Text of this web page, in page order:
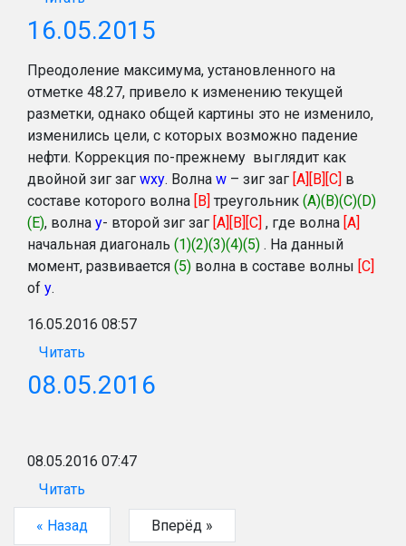
16.05.2015
Преодоление максимума, установленного на
отметке 48.27, привело к изменению текущей
разметки, однако общей картины это не изменило,
изменились цели, с которых возможно падение
нефти. Коррекция по-прежнему выглядит как
двойной зиг заг wxy. Волна w – зиг заг [A][B][C] в
составе которого волна [B] треугольник (A)(B)(C)(D)
(E), волна y- второй зиг заг [A][B][C] , где волна [A]
начальная диагональ (1)(2)(3)(4)(5) . На данный
момент, развивается (5) волна в составе волны [C]
of y.
16.05.2016 08:57
Читать
08.05.2016
08.05.2016 07:47
Читать
« Назад
Вперёд »